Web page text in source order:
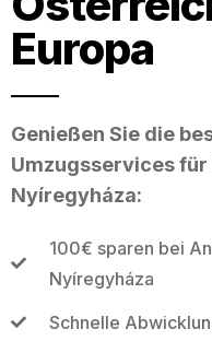
Europa
Genießen Sie die
Umzugsservices für
Nyíregyháza:
100€ sparen bei
Nyíregyháza
Schnelle